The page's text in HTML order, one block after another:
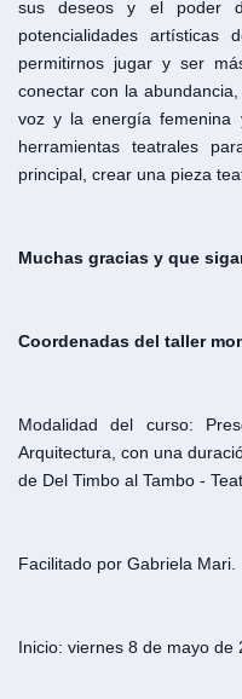
sus deseos y el poder
potencialidades artísticas
permitirnos jugar y ser
conectar con la
voz y la energía femenina
herramientas teatrales
principal, crear una pieza
Muchas gracias y que
Coordenadas del taller
Modalidad del curso:
Arquitectura, con una
de Del Timbo al Tambo -
Facilitado por Gabriela Mari.
Inicio: viernes 8 de mayo de